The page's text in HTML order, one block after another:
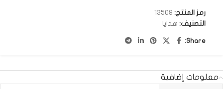
رمز المنتج: 13509
التصنيف: هدايا
Share:
معلومات إضافية